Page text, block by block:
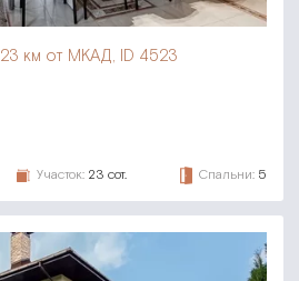
23 км от МКАД, ID 4523
Участок: 23 сот. Спальни: 5